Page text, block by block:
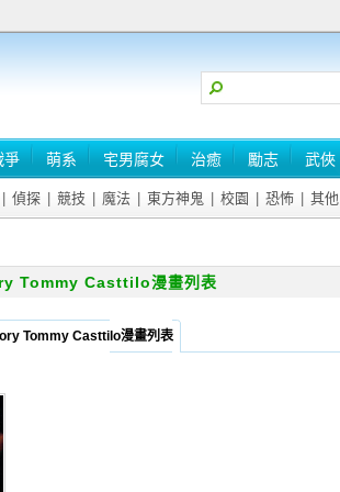
爭 萌系 宅男腐女 治癒 勵志 武俠
偵探 競技 魔法 東方神鬼 校園 恐怖 其他
Tommy Casttilo漫畫列表
Tommy Casttilo漫畫列表